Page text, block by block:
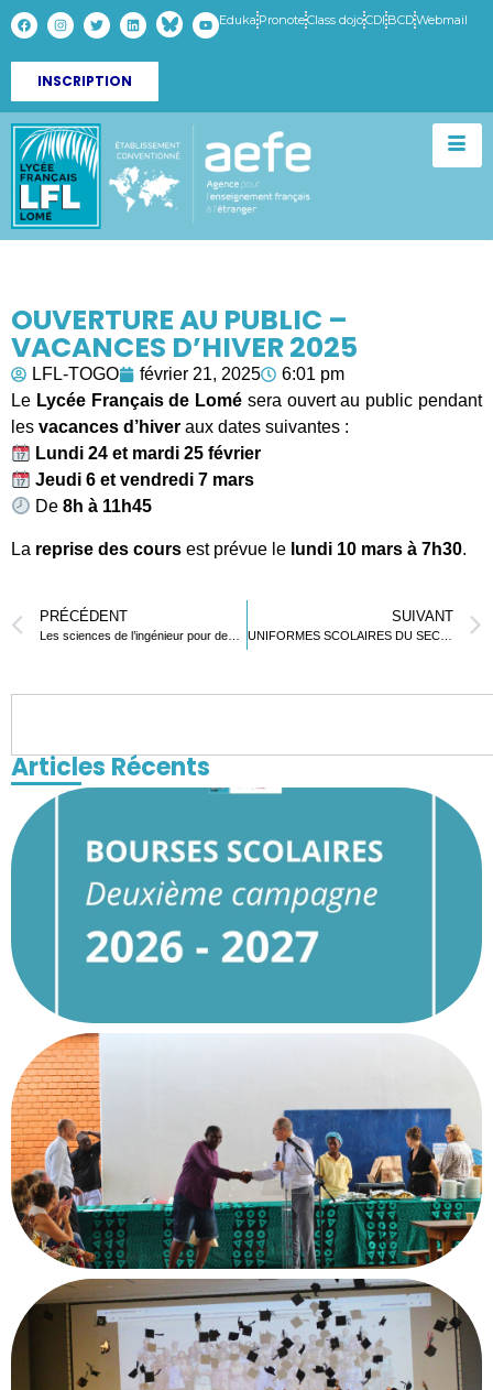
Eduka PronoteClass dojoCDI BCDWebmail
INSCRIPTION
OUVERTURE AU PUBLIC –
VACANCES D’HIVER 2025
LFL-TOGO février 21, 2025
6:01 pm
Le Lycée Français de Lomé sera ouvert au public pendant
les vacances d’hiver aux dates suivantes :
Lundi 24 et mardi 25 février
Jeudi 6 et vendredi 7 mars
De8h à 11h45
La reprise des cours est prévue le lundi 10 mars à 7h30.
PRÉCÉDENT SUIVANT
UNIFORMES SCOLAIRES DU SECONDAIRE
Articles Récents